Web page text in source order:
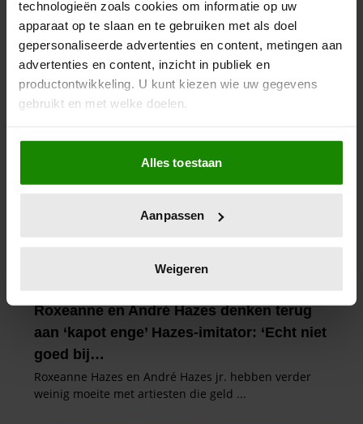
technologieën zoals cookies om informatie op uw
apparaat op te slaan en te gebruiken met als doel
gepersonaliseerde advertenties en content, metingen aan
advertenties en content, inzicht in publiek en
productontwikkeling. U kunt kiezen wie uw gegevens
gebruikt en met welke doelen.
Als u het toestaat, willen we ook graag:
Informatie verzamelen over uw geografische
locatie, die tot een paar meter nauwkeurig kan zijn
scannen op specifieke eigenschappen (fingerprinting)
verwerkt en stel uw voorkeuren in het
intrekken in de Cookieverklaring.
We gebruiken cookies om content en advertenties te
personaliseren, om functies voor social media te bieden
en om ons websiteverkeer te analyseren. Ook delen we
informatie over uw gebruik van onze site met onze
Alles toestaan
Aanpassen
Weigeren